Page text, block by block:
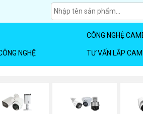
CÔNG NGHỆ
NGHỆ TƯ VẤN LẮP